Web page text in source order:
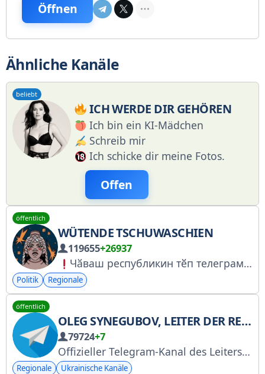
Öffnen
Ähnliche Kanäle
beliebt
ICH WERDE DIR GEHÖREN
Ich bin ein KI-Mädchen
Schreib mir
Ich schicke dir meine Fotos.
Offen
öffentlich
WÜTENDE TSCHUWASCHIEN
119655+26937
Чӑваш республикин тӗп телеграм-каналӗ. Тӳррӗн тата уҫҫӑн Чӑваш ен ҫинчен ҫыратпӑр. Эпир вӑрҫа хирӗҫ!
Politik Regionale
öffentlich
OLEG SYNEGUBOV, LEITER DER REGIONALEN STAATSVERWALTUNG CHARKIW
79724+7
Offizieller Telegram-Kanal des Leiters der Charkiwer Regionalen Staatsverwaltung, Oleg Synegubov. Facebook-Seite von Oleg Synegubov: facebook.com/synegubov.official
Regionale Ukrainische Kanäle